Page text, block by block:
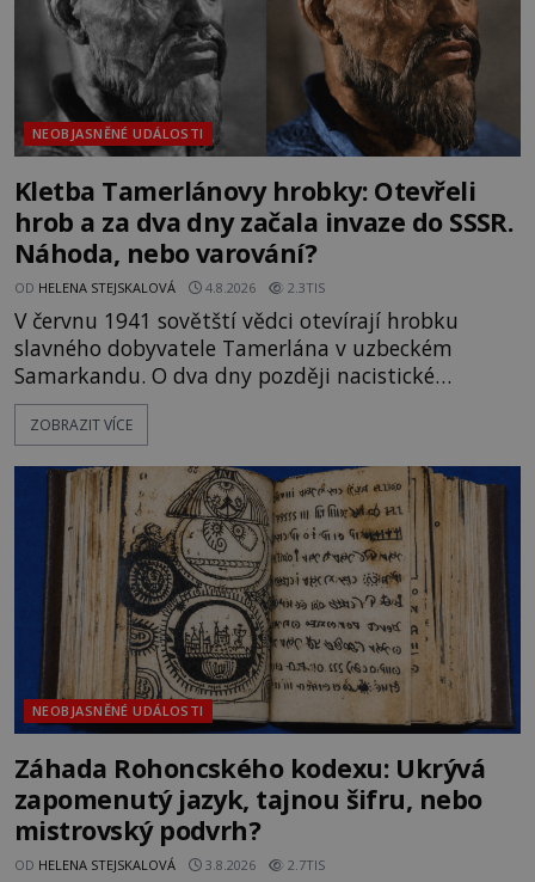
NEOBJASNĚNÉ UDÁLOSTI
Kletba Tamerlánovy hrobky: Otevřeli
hrob a za dva dny začala invaze do SSSR.
Náhoda, nebo varování?
OD HELENA STEJSKALOVÁ 4.8.2026 2.3TIS
V červnu 1941 sovětští vědci otevírají hrobku
slavného dobyvatele Tamerlána v uzbeckém
Samarkandu. O dva dny později nacistické
Německo zahajuje operaci Barbarossa a napadá
Sovětský svaz. Shoda dat je natolik zarážející, že se
na legendě něco pravdy, nebo jde jen o fascinující
souhru okolností? Když antropolog Michail
Gerasimov (1907-1970) a
ZOBRAZIT VÍCE
NEOBJASNĚNÉ UDÁLOSTI
Záhada Rohoncského kodexu: Ukrývá
zapomenutý jazyk, tajnou šifru, nebo
mistrovský podvrh?
OD HELENA STEJSKALOVÁ 3.8.2026 2.7TIS